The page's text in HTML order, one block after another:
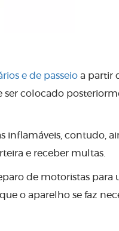
e de passeio a partir
ser colocado
inflamáveis, contudo,
e receber multas.
de motoristas para
o aparelho se faz